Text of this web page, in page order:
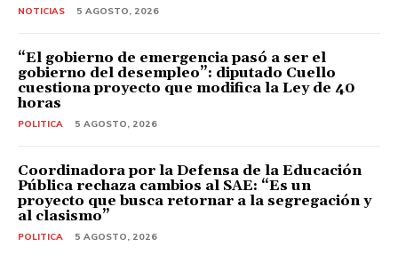
NOTICIAS 5 AGOSTO, 2026
“El gobierno de emergencia pasó a ser el
gobierno del desempleo”: diputado Cuello
cuestiona proyecto que modifica la Ley de 40
horas
POLITICA 5 AGOSTO, 2026
Coordinadora por la Defensa de la Educación
Pública rechaza cambios al SAE: “Es un
proyecto que busca retornar a la segregación y
al clasismo”
POLITICA 5 AGOSTO, 2026